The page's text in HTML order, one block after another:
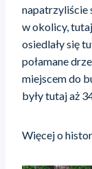
napatrzyliście
w okolicy,
osiedlały się
połamane
miejscem do
były tutaj aż
Więcej o